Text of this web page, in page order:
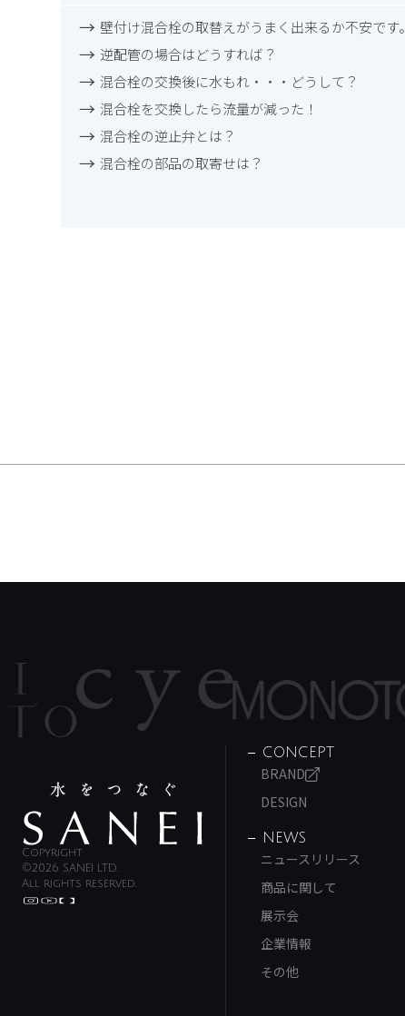
壁付け混合栓の取替えがうまく出来るか不安です。
逆配管の場合はどうすれば？
混合栓の交換後に水もれ・・・どうして？
混合栓を交換したら流量が減った！
混合栓の逆止弁とは？
混合栓の部品の取寄せは？
Copyright
©2026 SANEI LTD.
All rights reserved.
CONCEPT
BRAND
DESIGN
NEWS
ニュースリリース
商品に関して
展示会
企業情報
その他